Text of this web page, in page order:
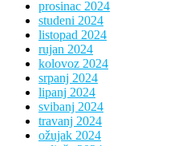
prosinac 2024
studeni 2024
listopad 2024
rujan 2024
kolovoz 2024
srpanj 2024
lipanj 2024
svibanj 2024
travanj 2024
ožujak 2024